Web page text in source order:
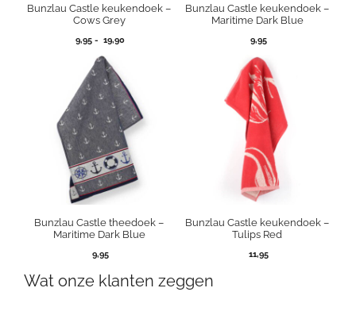
Bunzlau Castle keukendoek –
Cows Grey
9,95 - 19,90Prijsklasse:
Bunzlau Castle keukendoek –
Maritime Dark Blue
9,95
Bunzlau Castle theedoek –
Maritime Dark Blue
9,95
Bunzlau Castle keukendoek –
Tulips Red
11,95
Wat onze klanten zeggen